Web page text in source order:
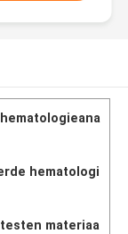
hematologi
materiaa